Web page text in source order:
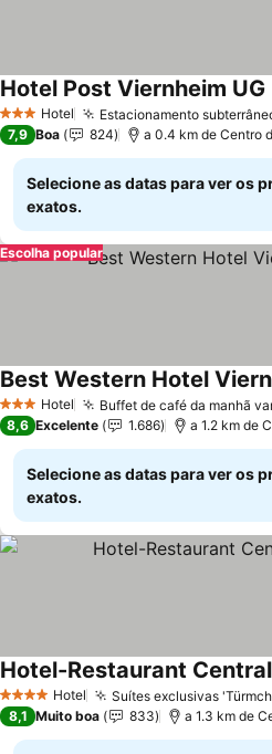
3 EstrelasHotel Estacionamento
Hotel Post Viernheim UG
7,9 Boa 824 a 0.4 km de Centro
Selecione as datas para ver os
exatos.
Escolha popular
3 EstrelasHotel Buffet de café da manhã
Best Western Hotel
8,6 Excelente 1.686 a 1.2 km de
Selecione as datas para ver os
exatos.
4 EstrelasHotel Suítes exclusivas
Hotel-Restaurant
8,1 Muito boa 833 a 1.3 km de